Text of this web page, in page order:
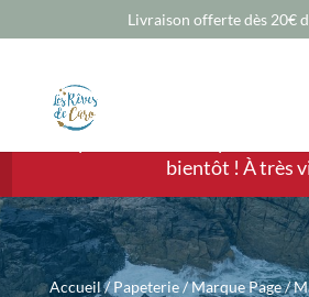
Livraison offerte dès 20€
Chère Cliente, cher Client,
bientôt ! À très
Accueil/Papeterie/Marque Page/